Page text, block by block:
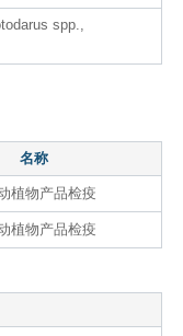
spp.,
名称
植物产品检疫
植物产品检疫